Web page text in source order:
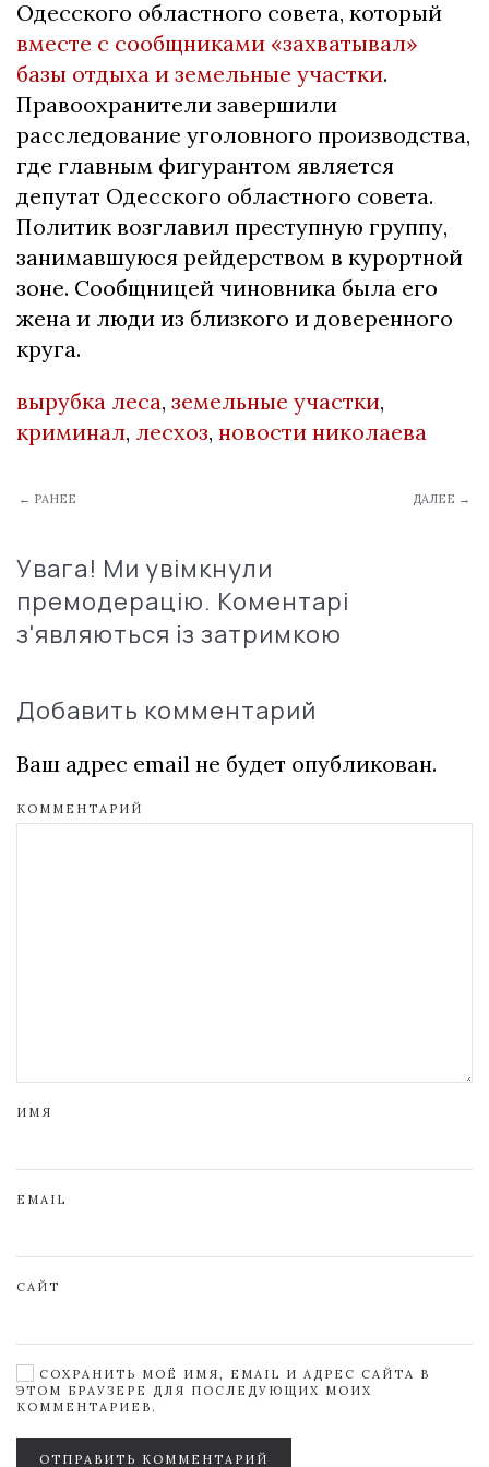
Одесского областного совета, который
вместе с сообщниками «захватывал»
базы отдыха и земельные участки.
Правоохранители завершили
расследование уголовного производства,
где главным фигурантом является
депутат Одесского областного совета.
Политик возглавил преступную группу,
занимавшуюся рейдерством в курортной
зоне. Сообщницей чиновника была его
жена и люди из близкого и доверенного
круга.
вырубка леса, земельные участки,
криминал, лесхоз, новости николаева
← РАНЕЕ ДАЛЕЕ →
Увага! Ми увімкнули
премодерацію. Коментарі
з'являються із затримкою
Добавить комментарий
Ваш адрес email не будет опубликован.
КОММЕНТАРИЙ
ИМЯ
EMAIL
САЙТ
СОХРАНИТЬ МОЁ ИМЯ, EMAIL И АДРЕС САЙТА В
ЭТОМ БРАУЗЕРЕ ДЛЯ ПОСЛЕДУЮЩИХ МОИХ
КОММЕНТАРИЕВ.
ОТПРАВИТЬ КОММЕНТАРИЙ